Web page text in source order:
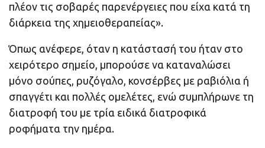
πλέον τις σοβαρές παρενέργειες που είχα κατά τη
διάρκεια της χημειοθεραπείας».
Όπως ανέφερε, όταν η κατάστασή του ήταν στο
χειρότερο σημείο, μπορούσε να καταναλώσει
μόνο σούπες, ρυζόγαλο, κονσέρβες με ραβιόλια ή
σπαγγέτι και πολλές ομελέτες, ενώ συμπλήρωνε τη
διατροφή του με τρία ειδικά διατροφικά
ροφήματα την ημέρα.